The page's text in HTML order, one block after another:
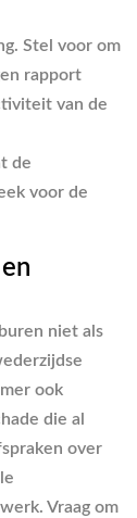
Stel voor om
rapport
van de
de
voor de
niet als
ook
die al
over
Vraag om